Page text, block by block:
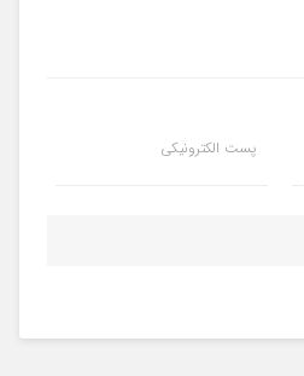
پست الکترونیکی